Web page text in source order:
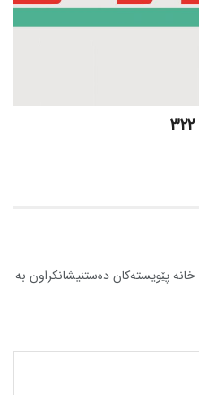
خانە پێویستەکان دەستنیشانکراون بە